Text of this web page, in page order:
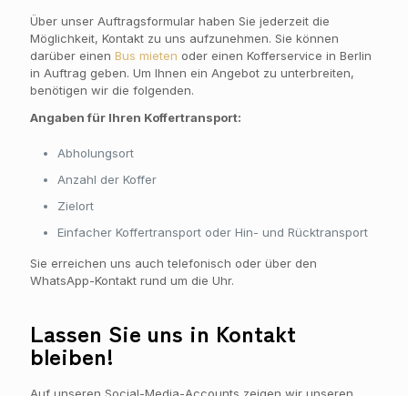
Über unser Auftragsformular haben Sie jederzeit die
Möglichkeit, Kontakt zu uns aufzunehmen. Sie können
darüber einen Bus mieten oder einen Kofferservice in Berlin
in Auftrag geben. Um Ihnen ein Angebot zu unterbreiten,
benötigen wir die folgenden.
Angaben für Ihren Koffertransport:
Abholungsort
Anzahl der Koffer
Zielort
Einfacher Koffertransport oder Hin- und Rücktransport
Sie erreichen uns auch telefonisch oder über den
WhatsApp-Kontakt rund um die Uhr.
Lassen Sie uns in Kontakt
bleiben!
Auf unseren Social-Media-Accounts zeigen wir unseren